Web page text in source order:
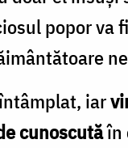
popor va
iar
cunoscutăîn